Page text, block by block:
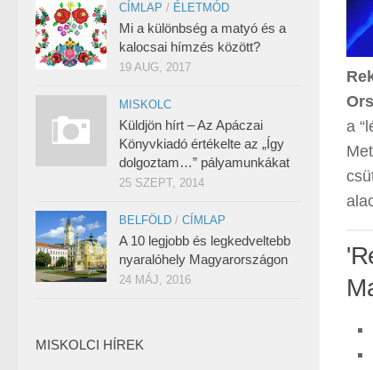
a
CÍMLAP / ÉLETMÓD
Mi a különbség a matyó és a
kalocsai hímzés között?
19 AUG, 2017
MISKOLC
Küldjön hírt – Az Apáczai
Könyvkiadó értékelte az „Így
dolgoztam…” pályamunkákat
25 SZEPT, 2014
BELFÖLD / CÍMLAP
A 10 legjobb és legkedveltebb
nyaralóhely Magyarországon
24 MÁJ, 2016
MISKOLCI HÍREK